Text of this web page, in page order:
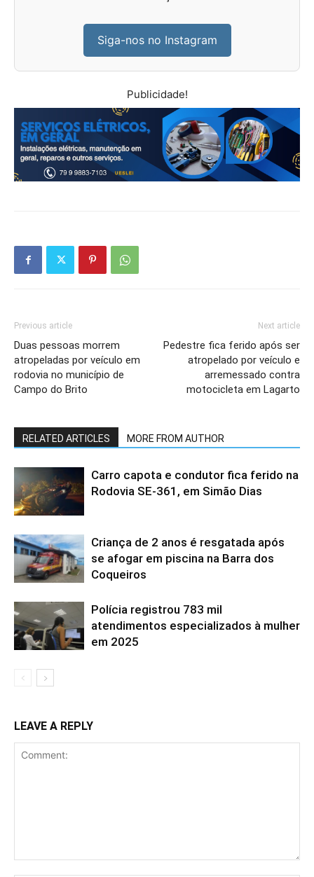
Siga-nos no Instagram
Publicidade!
Previous article
Duas pessoas morrem
atropeladas por veículo em
rodovia no município de
Campo do Brito
Next article
Pedestre fica ferido após ser
atropelado por veículo e
arremessado contra
motocicleta em Lagarto
RELATED ARTICLES MORE FROM AUTHOR
Carro capota e condutor fica ferido na
Rodovia SE-361, em Simão Dias
Criança de 2 anos é resgatada após
se afogar em piscina na Barra dos
Coqueiros
Polícia registrou 783 mil
atendimentos especializados à mulher
em 2025
LEAVE A REPLY